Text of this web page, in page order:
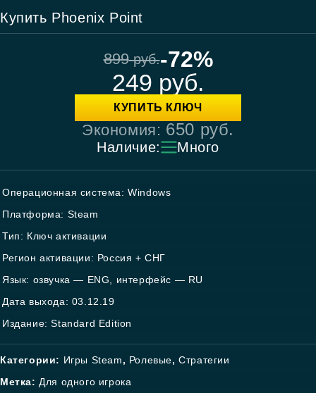
Купить Phoenix Point
899руб.-72%
249 руб.
КУПИТЬ КЛЮЧ
Экономия: 650 руб.
Наличие: Много
Операционная система: Windows
Платформа: Steam
Тип: Ключ активации
Регион активации: Россия + СНГ
Язык: озвучка — ENG, интерфейс — RU
Дата выхода: 03.12.19
Издание: Standard Edition
Категории: Игры Steam, Ролевые,Стратегии
Метка: Для одного игрока